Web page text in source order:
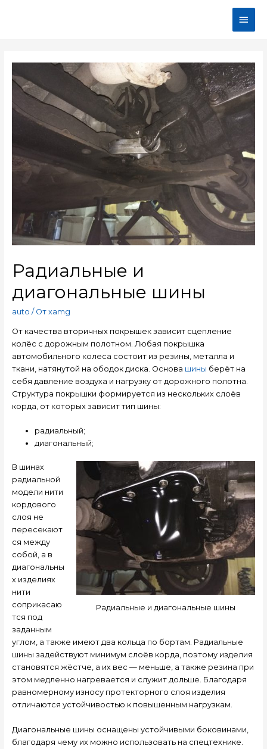
Радиальные и
диагональные шины
auto / От xamg
От качества вторичных покрышек зависит сцепление
колёс с дорожным полотном. Любая покрышка
автомобильного колеса состоит из резины, металла и
ткани, натянутой на ободок диска. Основа шины берёт на
себя давление воздуха и нагрузку от дорожного полотна.
Структура покрышки формируется из нескольких слоёв
корда, от которых зависит тип шины:
радиальный;
диагональный;
Радиальные и диагональные шины
В шинах
радиальной
модели нити
кордового
слоя не
пересекают
ся между
собой, а в
диагональны
х изделиях
нити
соприкасаю
тся под
заданным
углом, а также имеют два кольца по бортам. Радиальные
шины задействуют минимум слоёв корда, поэтому изделия
становятся жёстче, а их вес — меньше, а также резина при
этом медленно нагревается и служит дольше. Благодаря
равномерному износу протекторного слоя изделия
отличаются устойчивостью к повышенным нагрузкам.
Диагональные шины оснащены устойчивыми боковинами,
благодаря чему их можно использовать на спецтехнике.